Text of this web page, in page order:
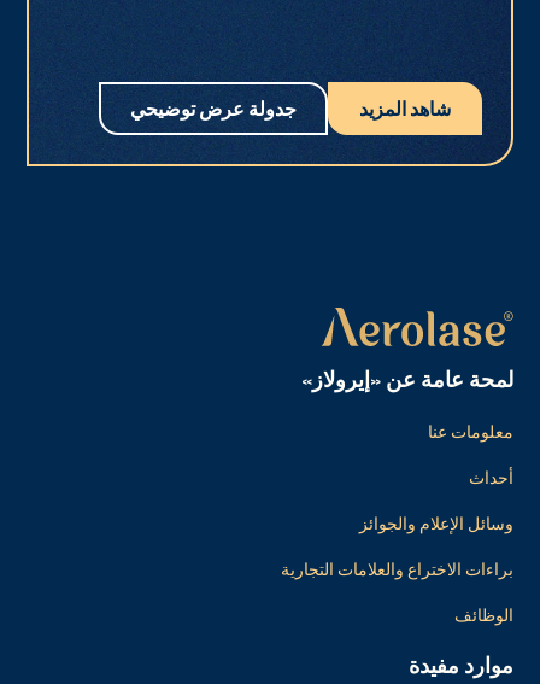
شاهد المزيد جدولة عرض توضيحي
لمحة عامة عن «إيرولاز»
معلومات عنا
أحداث
وسائل الإعلام والجوائز
براءات الاختراع والعلامات التجارية
الوظائف
موارد مفيدة